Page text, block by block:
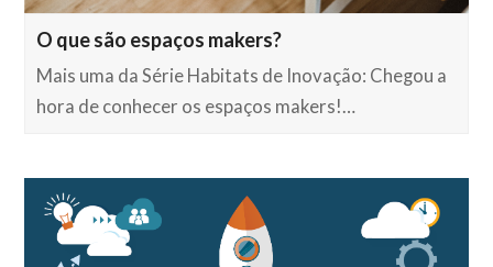
O que são espaços makers?
Mais uma da Série Habitats de Inovação: Chegou a
hora de conhecer os espaços makers!…